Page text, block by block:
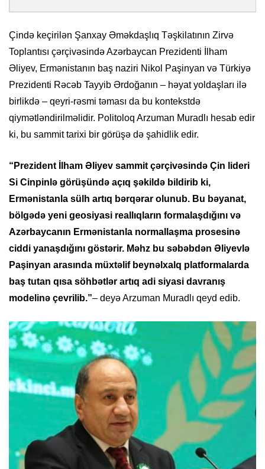
Çində keçirilən Şanxay Əməkdaşlıq Təşkilatının Zirvə
Toplantısı çərçivəsində Azərbaycan Prezidenti İlham
Əliyev, Ermənistanın baş naziri Nikol Paşinyan və Türkiyə
Prezidenti Rəcəb Tayyib Ərdoğanın – həyat yoldaşları ilə
birlikdə – qeyri-rəsmi təması da bu kontekstdə
qiymətləndirilməlidir. Politoloq Arzuman Muradlı hesab edir
ki, bu sammit tarixi bir görüşə də şahidlik edir.
“Prezident İlham Əliyev sammit çərçivəsində Çin lideri
Si Cinpinlə görüşündə açıq şəkildə bildirib ki,
Ermənistanla sülh artıq bərqərar olunub. Bu bəyanat,
bölgədə yeni geosiyasi reallıqların formalaşdığını və
Azərbaycanın Ermənistanla normallaşma prosesinə
ciddi yanaşdığını göstərir. Məhz bu səbəbdən Əliyevlə
Paşinyan arasında müxtəlif beynəlxalq platformalarda
baş tutan qısa söhbətlər artıq adi siyasi davranış
modelinə çevrilib.”– deyə Arzuman Muradlı qeyd edib.